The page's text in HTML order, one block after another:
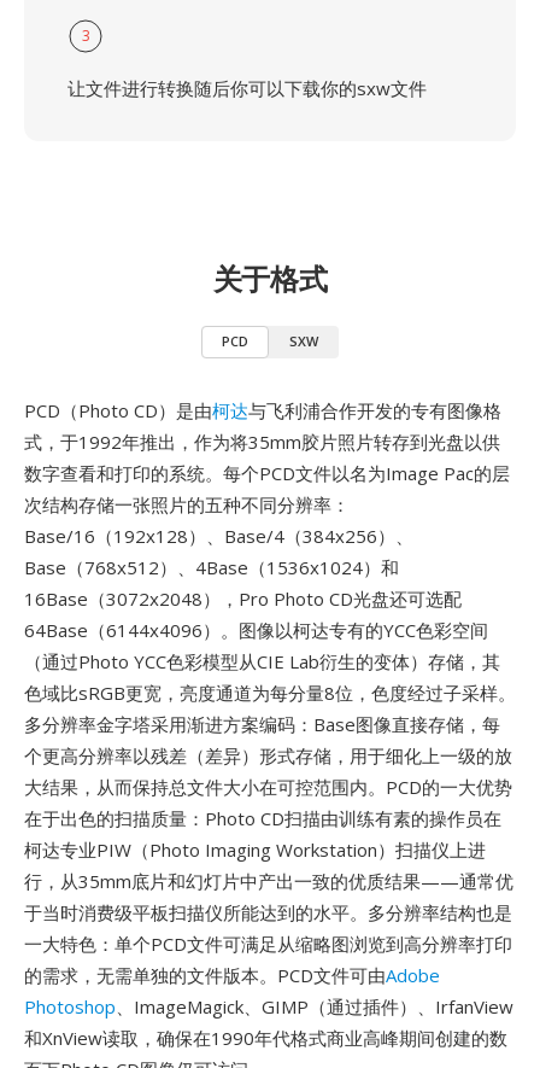
3
让文件进行转换随后你可以下载你的sxw文件
关于格式
PCD SXW
PCD（Photo CD）是由柯达与飞利浦合作开发的专有图像格
式，于1992年推出，作为将35mm胶片照片转存到光盘以供
数字查看和打印的系统。每个PCD文件以名为Image Pac的层
次结构存储一张照片的五种不同分辨率：
Base/16（192x128）、Base/4（384x256）、
Base（768x512）、4Base（1536x1024）和
16Base（3072x2048），Pro Photo CD光盘还可选配
64Base（6144x4096）。图像以柯达专有的YCC色彩空间
（通过Photo YCC色彩模型从CIE Lab衍生的变体）存储，其
色域比sRGB更宽，亮度通道为每分量8位，色度经过子采样。
多分辨率金字塔采用渐进方案编码：Base图像直接存储，每
个更高分辨率以残差（差异）形式存储，用于细化上一级的放
大结果，从而保持总文件大小在可控范围内。PCD的一大优势
在于出色的扫描质量：Photo CD扫描由训练有素的操作员在
柯达专业PIW（Photo Imaging Workstation）扫描仪上进
行，从35mm底片和幻灯片中产出一致的优质结果——通常优
于当时消费级平板扫描仪所能达到的水平。多分辨率结构也是
一大特色：单个PCD文件可满足从缩略图浏览到高分辨率打印
的需求，无需单独的文件版本。PCD文件可由Adobe
Photoshop、ImageMagick、GIMP（通过插件）、IrfanView
和XnView读取，确保在1990年代格式商业高峰期间创建的数